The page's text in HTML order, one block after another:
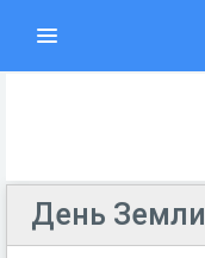
День Земли